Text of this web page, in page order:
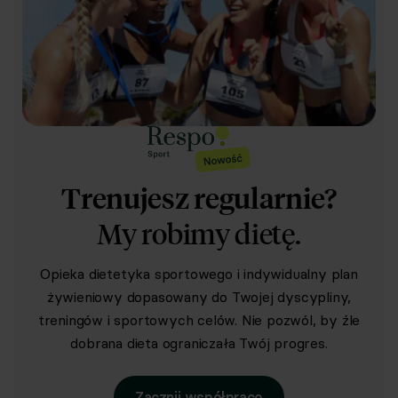
Trenujesz regularnie?
My robimy dietę.
Opieka dietetyka sportowego i indywidualny plan
żywieniowy dopasowany do Twojej dyscypliny,
treningów i sportowych celów. Nie pozwól, by źle
dobrana dieta ograniczała Twój progres.